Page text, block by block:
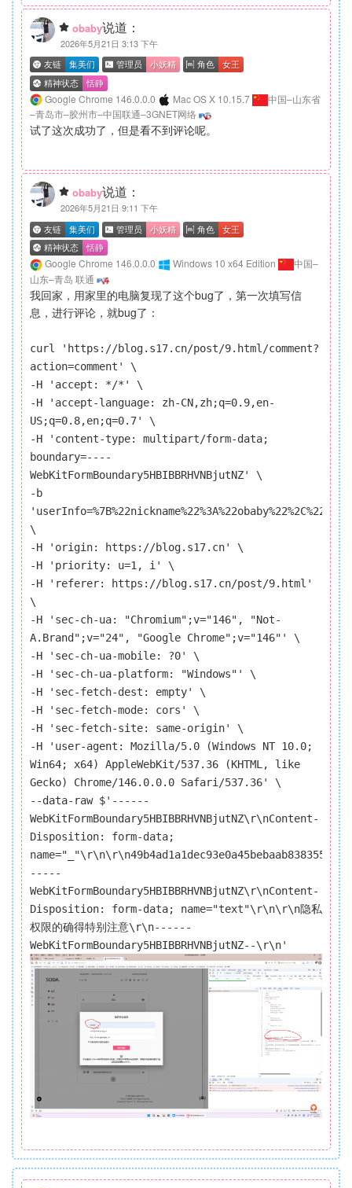
obaby说道：
2026年5月21日 3:13 下午
Google Chrome 146.0.0.0 Mac OS X 10.15.7
中国–山东省
–青岛市–胶州市–中国联通–3GNET网络
试了这次成功了，但是看不到评论呢。
obaby说道：
2026年5月21日 9:11 下午
Google Chrome 146.0.0.0 Windows 10 x64 Edition
中国–
山东–青岛 联通
我回家，用家里的电脑复现了这个bug了，第一次填写信
息，进行评论，就bug了：
curl 'https://blog.s17.cn/post/9.html/comment?
action=comment' \
-H 'accept: */*' \
-H 'accept-language: zh-CN,zh;q=0.9,en-
US;q=0.8,en;q=0.7' \
-H 'content-type: multipart/form-data;
boundary=----
WebKitFormBoundary5HBIBBRHVNBjutNZ' \
-b
\
-H 'origin: https://blog.s17.cn' \
-H 'priority: u=1, i' \
-H 'referer: https://blog.s17.cn/post/9.html'
\
-H 'sec-ch-ua: "Chromium";v="146", "Not-
A.Brand";v="24", "Google Chrome";v="146"' \
-H 'sec-ch-ua-mobile: ?0' \
-H 'sec-ch-ua-platform: "Windows"' \
-H 'sec-fetch-dest: empty' \
-H 'sec-fetch-mode: cors' \
-H 'sec-fetch-site: same-origin' \
-H 'user-agent: Mozilla/5.0 (Windows NT 10.0;
Win64; x64) AppleWebKit/537.36 (KHTML, like
Gecko) Chrome/146.0.0.0 Safari/537.36' \
--data-raw $'------
WebKitFormBoundary5HBIBBRHVNBjutNZ\r\nContent-
Disposition: form-data;
-----
WebKitFormBoundary5HBIBBRHVNBjutNZ\r\nContent-
Disposition: form-data; name="text"\r\n\r\n隐私
权限的确得特别注意\r\n------
WebKitFormBoundary5HBIBBRHVNBjutNZ--\r\n'